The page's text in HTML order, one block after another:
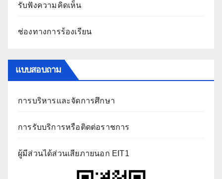
รับฟังความคิดเห็น
ช่องทางการร้องเรียน
แบบสอบถาม
การบริหารและจัดการศึกษา
การรับบริการหรือติดต่อราชการ
ผู้มีส่วนได้ส่วนเสียภายนอก EIT1